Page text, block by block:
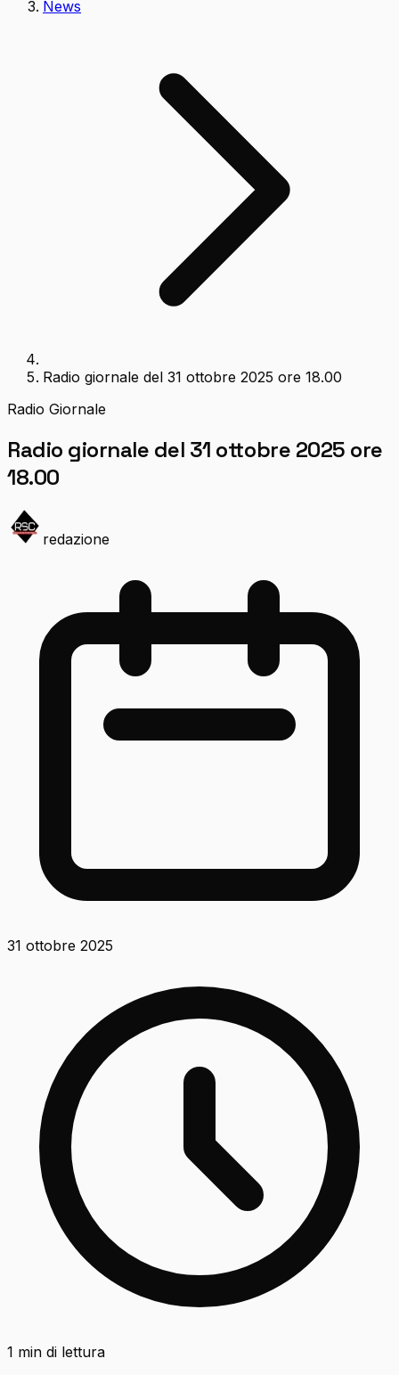
News
Radio giornale del 31 ottobre 2025 ore 18.00
Radio Giornale
Radio giornale del 31 ottobre 2025 ore
18.00
redazione
31 ottobre 2025
1 min di lettura